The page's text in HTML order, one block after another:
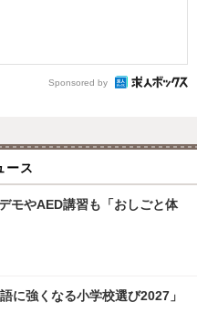
Sponsored by
ース
モやAED講習も「おしごと体
に強くなる小学校選び2027」